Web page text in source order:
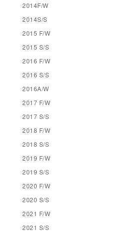
2014F/W
2014S/S
2015 F/W
2015 S/S
2016 F/W
2016 S/S
2016A/W
2017 F/W
2017 S/S
2018 F/W
2018 S/S
2019 F/W
2019 S/S
2020 F/W
2020 S/S
2021 F/W
2021 S/S